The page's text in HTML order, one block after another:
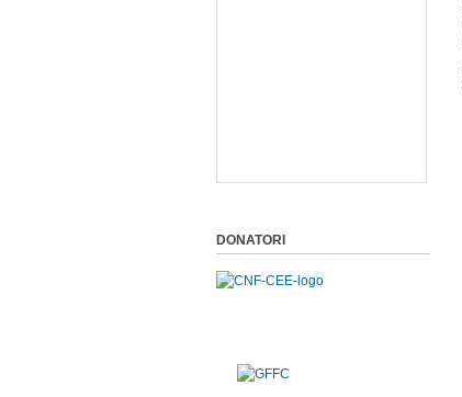
DONATORI